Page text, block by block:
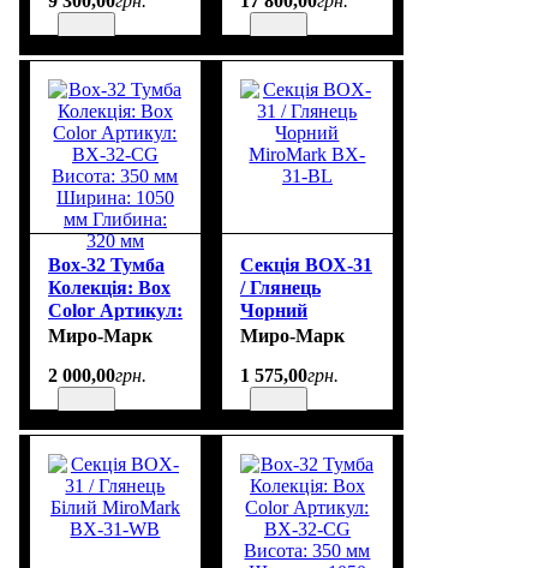
Box-32 Тумба
Колекція: Box
Color Артикул:
BX-32-CG
Ширина: 1050
Миро-Марк
2 000,00грн.
Секція BOX-31
/ Глянець
Чорний
MiroMark BX-
Миро-Марк
1 575,00грн.